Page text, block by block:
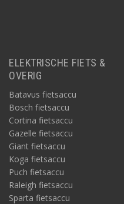
ELEKTRISCHE FIETS &
OVERIG
Batavus fietsaccu
Bosch fietsaccu
Cortina fietsaccu
Gazelle fietsaccu
Giant fietsaccu
Koga fietsaccu
Puch fietsaccu
Raleigh fietsaccu
Sparta fietsaccu